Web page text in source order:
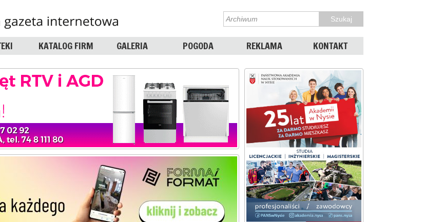
KATALOG FIRM GALERIA POGODA REKLAMA KONTAKT